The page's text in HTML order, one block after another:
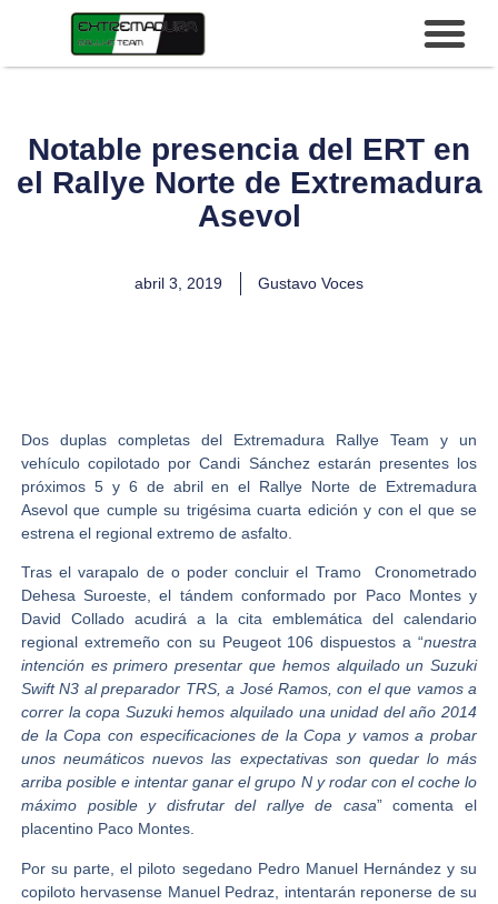
Notable presencia del ERT en
el Rallye Norte de Extremadura
Asevol
abril 3, 2019 Gustavo Voces
Dos duplas completas del Extremadura Rallye Team y un
vehículo copilotado porCandi Sánchezestarán presentes los
próximos 5 y 6 de abril en el Rallye Norte de Extremadura
Asevolque cumple su trigésima cuarta edición y con el que se
estrena el regional extremo de asfalto.
Tras el varapalo de o poder concluir el Tramo Cronometrado
Dehesa Suroeste, el tándem conformado por Paco Montes y
David Colladoacudirá a la cita emblemática del calendario
regional extremeño con su Peugeot 106 dispuestos a “nuestra
intención es primero presentar que hemos alquilado un Suzuki
Swift N3 al preparador TRS, a José Ramos, con el que vamos a
correr la copa Suzuki hemos alquilado una unidad del año 2014
de la Copa con especificaciones de la Copa y vamos a probar
unos neumáticos nuevos las expectativas son quedar lo más
arriba posible e intentar ganar el grupo N y rodar con el coche lo
máximo posible y disfrutar del rallye de casa” comenta el
placentino Paco Montes.
Por su parte, el piloto segedano Pedro Manuel Hernándezy su
copiloto hervasense Manuel Pedraz , intentarán reponerse de su